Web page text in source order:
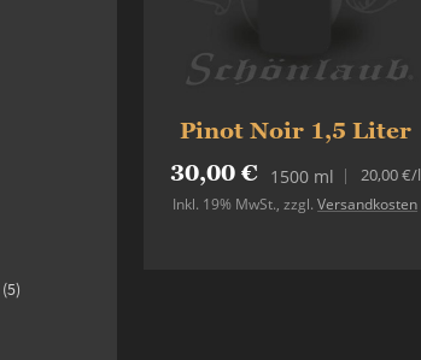
Pinot Noir 1,5 Liter
30,00 €
1500 ml
Inkl. 19% MwSt.,zzgl.Versandkosten
20,00 €/l
5items